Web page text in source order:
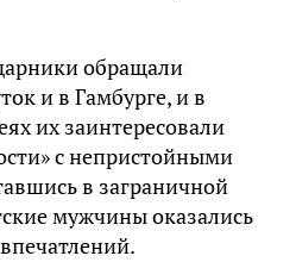
обращали
и в Гамбурге, и в
их заинтересовали
с непристойными
в заграничной
мужчины оказались